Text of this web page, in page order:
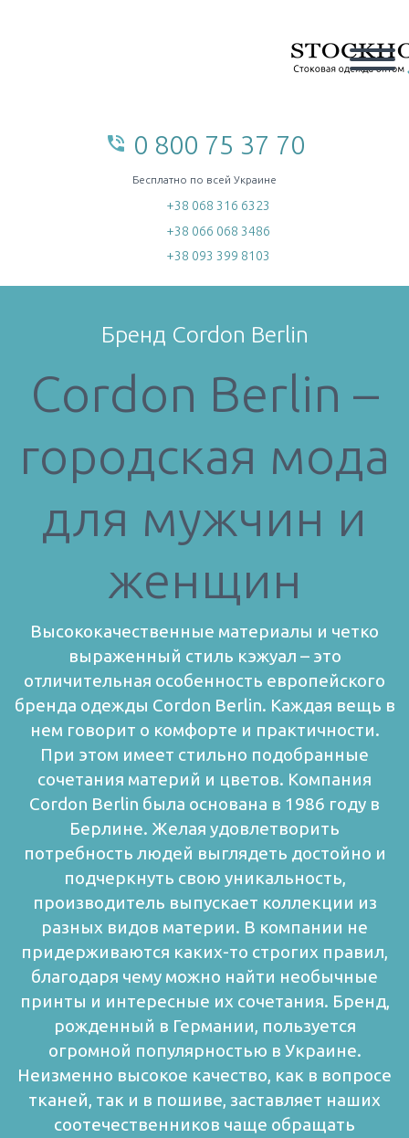
phone_in_talk 0 800 75 37 70
Бесплатно по всей Украине
+38 068 316 6323
+38 066 068 3486
+38 093 399 8103
Бренд Cordon Berlin
Cordon Berlin –
городская мода
для мужчин и
женщин
Высококачественные материалы и четко
выраженный стиль кэжуал – это
отличительная особенность европейского
бренда одежды Cordon Berlіn. Каждая вещь в
нем говорит о комфорте и практичности.
При этом имеет стильно подобранные
сочетания материй и цветов. Компания
Cordon Berlin была основана в 1986 году в
Берлине. Желая удовлетворить
потребность людей выглядеть достойно и
подчеркнуть свою уникальность,
производитель выпускает коллекции из
разных видов материи. В компании не
придерживаются каких-то строгих правил,
благодаря чему можно найти необычные
принты и интересные их сочетания. Бренд,
рожденный в Германии, пользуется
огромной популярностью в Украине.
Неизменно высокое качество, как в вопросе
тканей, так и в пошиве, заставляет наших
соотечественников чаще обращать